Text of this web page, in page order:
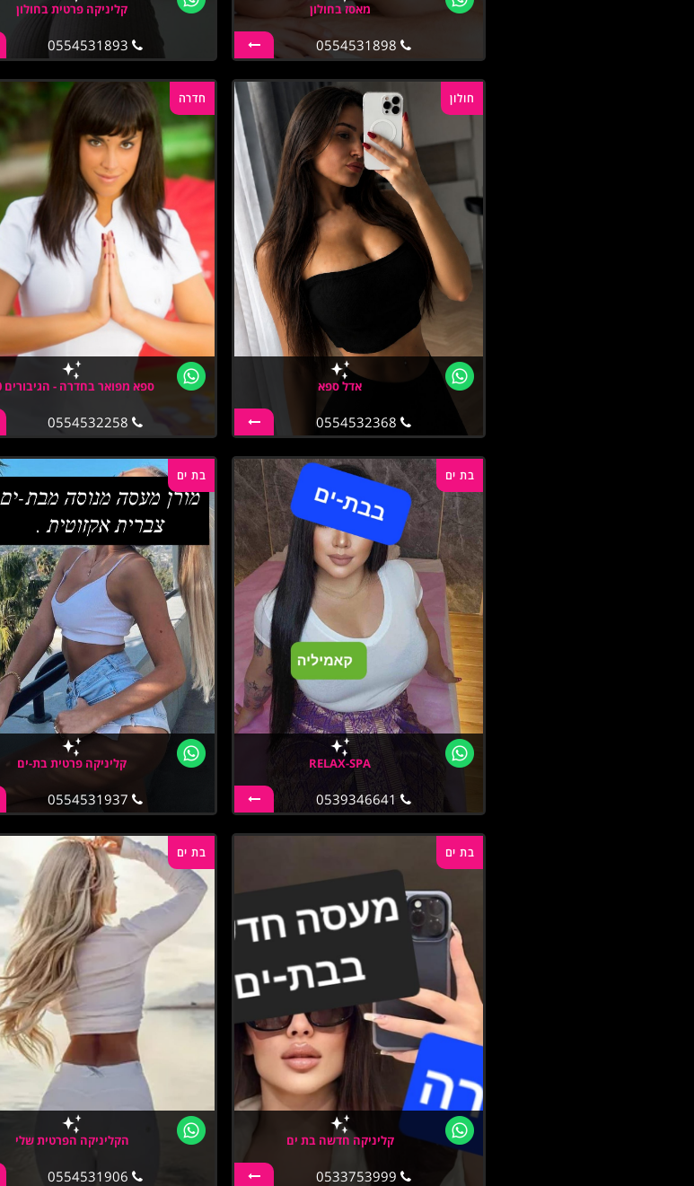
מאסז בחולון קליניקה פרטית בחולון
0554531893
חולון
אדל ספא
חדרה
ספא מפואר בחדרה - הגיבורים 80
0554532258
בת ים
RELAX-SPA
0539346641
בת ים
קליניקה פרטית בת-ים
0554531937
בת ים
קליניקה חדשה בת ים
בת ים
הקליניקה הפרטית שלי
0554531906